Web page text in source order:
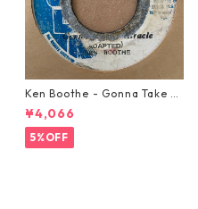
Ken Boothe - Gonna Take A
Miracle【7-21362】
¥4,066
5%OFF